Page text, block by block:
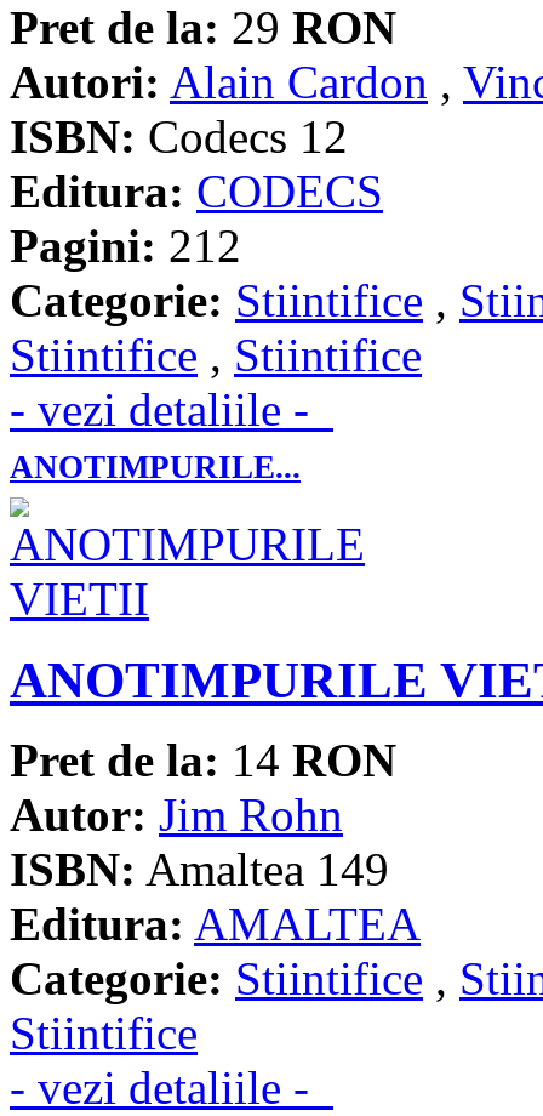
Pret de la: 29 RON
Autori: Alain Cardon ,
ISBN: Codecs 12
Editura: CODECS
Pagini: 212
Categorie: Stiintifice ,
Stiintifice , Stiintifice
- vezi detaliile -
ANOTIMPURILE...
ANOTIMPURILE
Pret de la: 14 RON
Autor: Jim Rohn
ISBN: Amaltea 149
Editura: AMALTEA
Categorie: Stiintifice ,
Stiintifice
- vezi detaliile -